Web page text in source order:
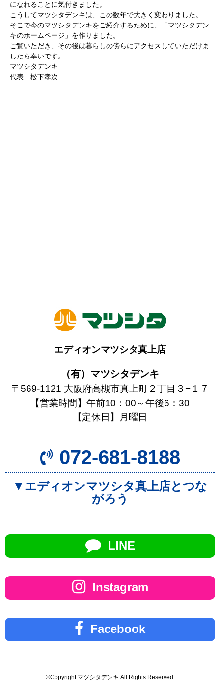
になれることに気付きました。
こうしてマツシタデンキは、この数年で大きく変わりました。
そこで今のマツシタデンキをご紹介するために、「マツシタデン
キのホームページ」を作りました。
ご覧いただき、その後は暮らしの傍らにアクセスしていただけま
したら幸いです。
マツシタデンキ
代表 松下孝次
エディオンマツシタ真上店
（有）マツシタデンキ
〒569-1121 大阪府高槻市真上町２丁目３−１７
【営業時間】午前10：00～午後6：30
【定休日】月曜日
072-681-8188
▼エディオンマツシタ真上店とつな
がろう
LINE
Instagram
Facebook
©Copyright マツシタデンキ.All Rights Reserved.